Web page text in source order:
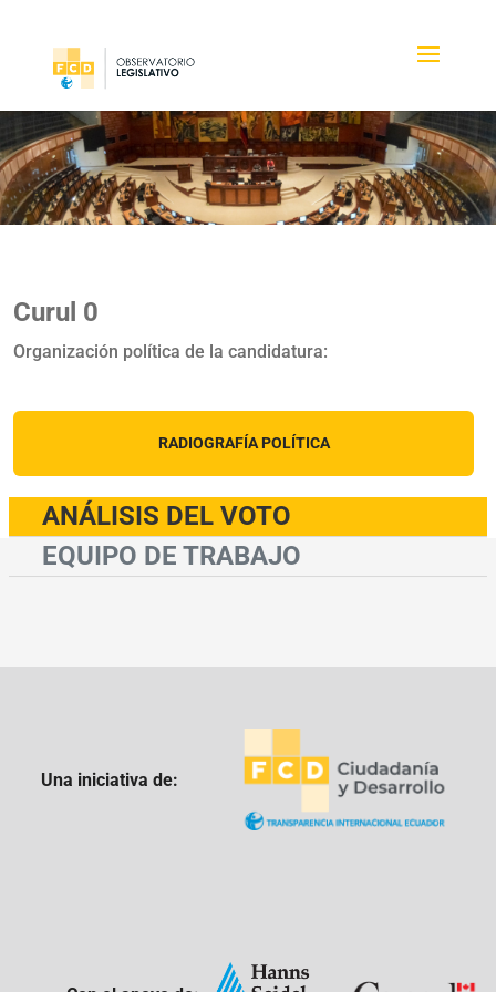
Curul 0
Organización política de la candidatura:
RADIOGRAFÍA POLÍTICA
ANÁLISIS DEL VOTO
EQUIPO DE TRABAJO
Una iniciativa de: